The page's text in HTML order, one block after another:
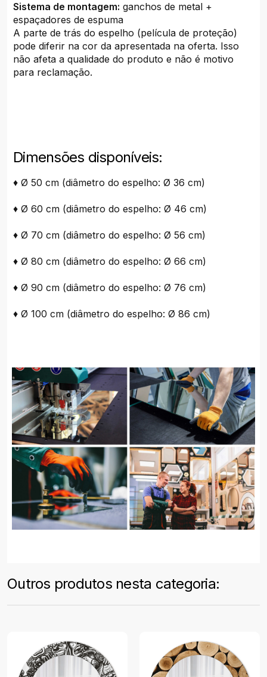
Sistema de montagem: ganchos de metal +
espaçadores de espuma
A parte de trás do espelho (película de proteção)
pode diferir na cor da apresentada na oferta. Isso
não afeta a qualidade do produto e não é motivo
para reclamação.
Dimensões disponíveis:
♦ Ø 50 cm (diâmetro do espelho: Ø 36 cm)
♦ Ø 60 cm (diâmetro do espelho: Ø 46 cm)
♦ Ø 70 cm (diâmetro do espelho: Ø 56 cm)
♦ Ø 80 cm (diâmetro do espelho: Ø 66 cm)
♦ Ø 90 cm (diâmetro do espelho: Ø 76 cm)
♦ Ø 100 cm (diâmetro do espelho: Ø 86 cm)
Outros produtos nesta categoria: